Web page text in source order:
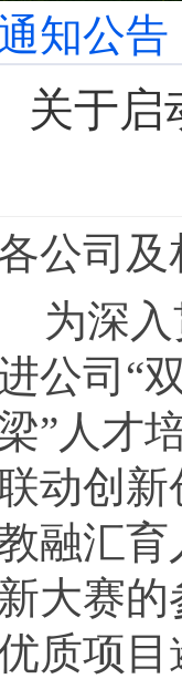
知公告
关于启
公司
为深
公司“
”人才
动创新
融汇育
新大赛
质项目